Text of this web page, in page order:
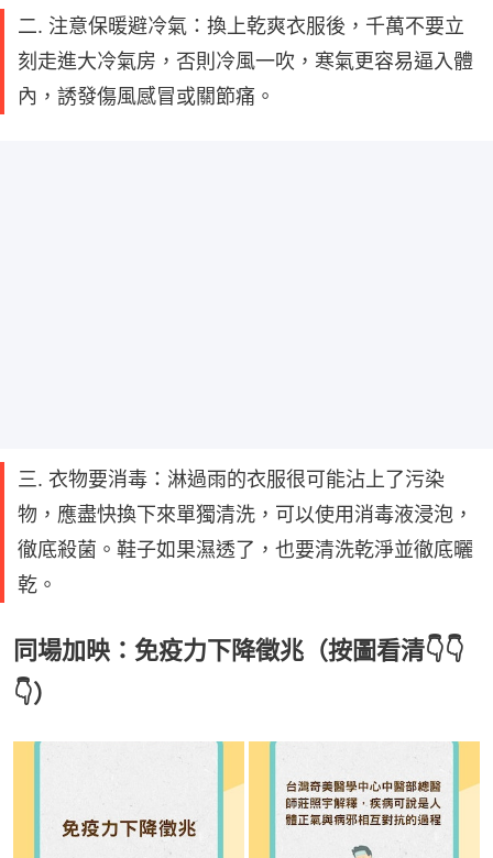
二. 注意保暖避冷氣：換上乾爽衣服後，千萬不要立
刻走進大冷氣房，否則冷風一吹，寒氣更容易逼入體
內，誘發傷風感冒或關節痛。
三. 衣物要消毒：淋過雨的衣服很可能沾上了污染
物，應盡快換下來單獨清洗，可以使用消毒液浸泡，
徹底殺菌。鞋子如果濕透了，也要清洗乾淨並徹底曬
乾。
同場加映：免疫力下降徵兆（按圖看清👇👇
👇）